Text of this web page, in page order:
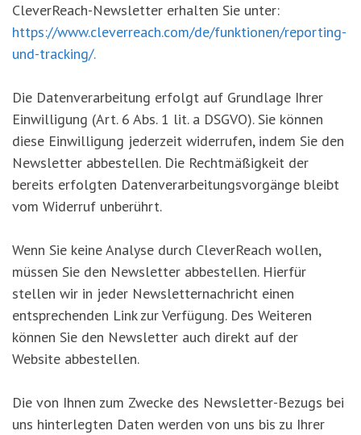
CleverReach-Newsletter erhalten Sie unter:
https://www.cleverreach.com/de/funktionen/reporting-
und-tracking/.
Die Datenverarbeitung erfolgt auf Grundlage Ihrer
Einwilligung (Art. 6 Abs. 1 lit. a DSGVO). Sie können
diese Einwilligung jederzeit widerrufen, indem Sie den
Newsletter abbestellen. Die Rechtmäßigkeit der
bereits erfolgten Datenverarbeitungsvorgänge bleibt
vom Widerruf unberührt.
Wenn Sie keine Analyse durch CleverReach wollen,
müssen Sie den Newsletter abbestellen. Hierfür
stellen wir in jeder Newsletternachricht einen
entsprechenden Link zur Verfügung. Des Weiteren
können Sie den Newsletter auch direkt auf der
Website abbestellen.
Die von Ihnen zum Zwecke des Newsletter-Bezugs bei
uns hinterlegten Daten werden von uns bis zu Ihrer